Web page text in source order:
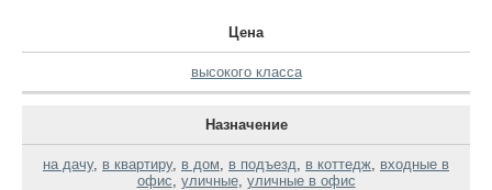
Цена
высокого класса
Назначение
на дачу, в квартиру, в дом, в подъезд, в коттедж, входные в
офис, уличные, уличные в офис